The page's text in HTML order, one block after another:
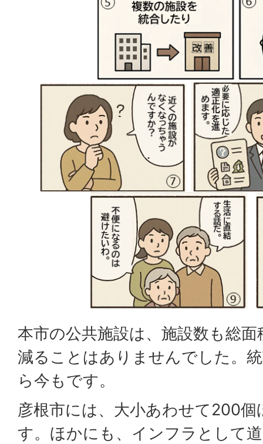
本市の公共施設は、施設数も総
減ることはありませんでした。
ら今もです。
彦根市には、大小あわせて200
す。ほかにも、インフラとして